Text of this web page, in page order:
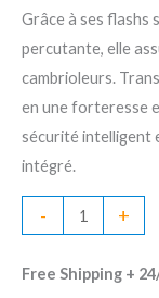
Grâce à ses flashs
percutante, elle
cambrioleurs.
en une forteresse
sécurité intelligent
intégré.
-
d’Alarme
Extérieure
+
Free Shipping +